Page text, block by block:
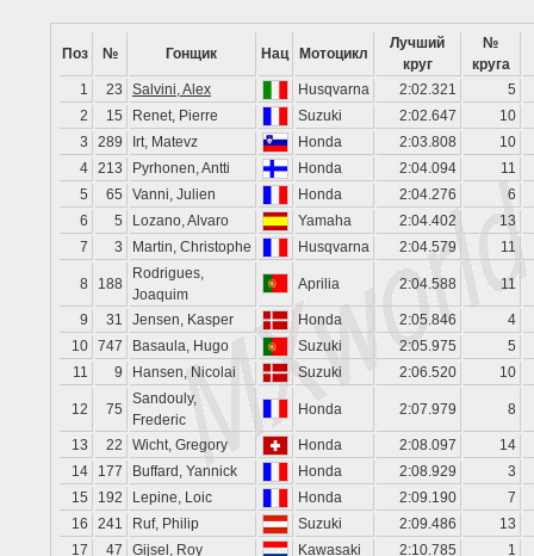
Поз № Гонщик Нац Мотоцикл
Лучший
круг
№
круга
1
23 Salvini, Alex Husqvarna 2:02.321
5
2
15 Renet, Pierre Suzuki 2:02.647
10
3
289 Irt, Matevz Honda 2:03.808
10
4 213 Pyrhonen, Antti Honda 2:04.094
11
5
65 Vanni, Julien Honda 2:04.276
6
6
5 Lozano, Alvaro Yamaha 2:04.402
13
7
3 Martin, Christophe Husqvarna 2:04.579 11
8 188
Rodrigues,
Joaquim
Aprilia 2:04.588 11
9 31 Jensen, Kasper Honda 2:05.846
4
10 747 Basaula, Hugo Suzuki 2:05.975
5
11
9 Hansen, Nicolai Suzuki 2:06.520 10
12 75
Sandouly,
Frederic
Honda 2:07.979 8
13 22 Wicht, Gregory Honda 2:08.097
14
14
177 Buffard, Yannick Honda 2:08.929
3
15
192 Lepine, Loic Honda 2:09.190
7
16
241 Ruf, Philip Suzuki 2:09.486
13
17
47 Gijsel, Roy Kawasaki 2:10.785
1